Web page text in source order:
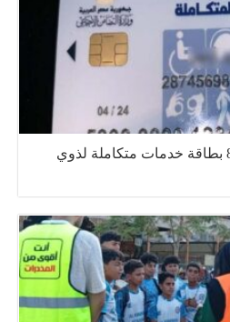
تضامن الشرقية تسلم 861 بطاقة خدمات متكاملة لذوي